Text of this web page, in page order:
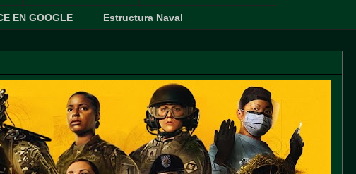
EN GOOGLE Estructura Naval